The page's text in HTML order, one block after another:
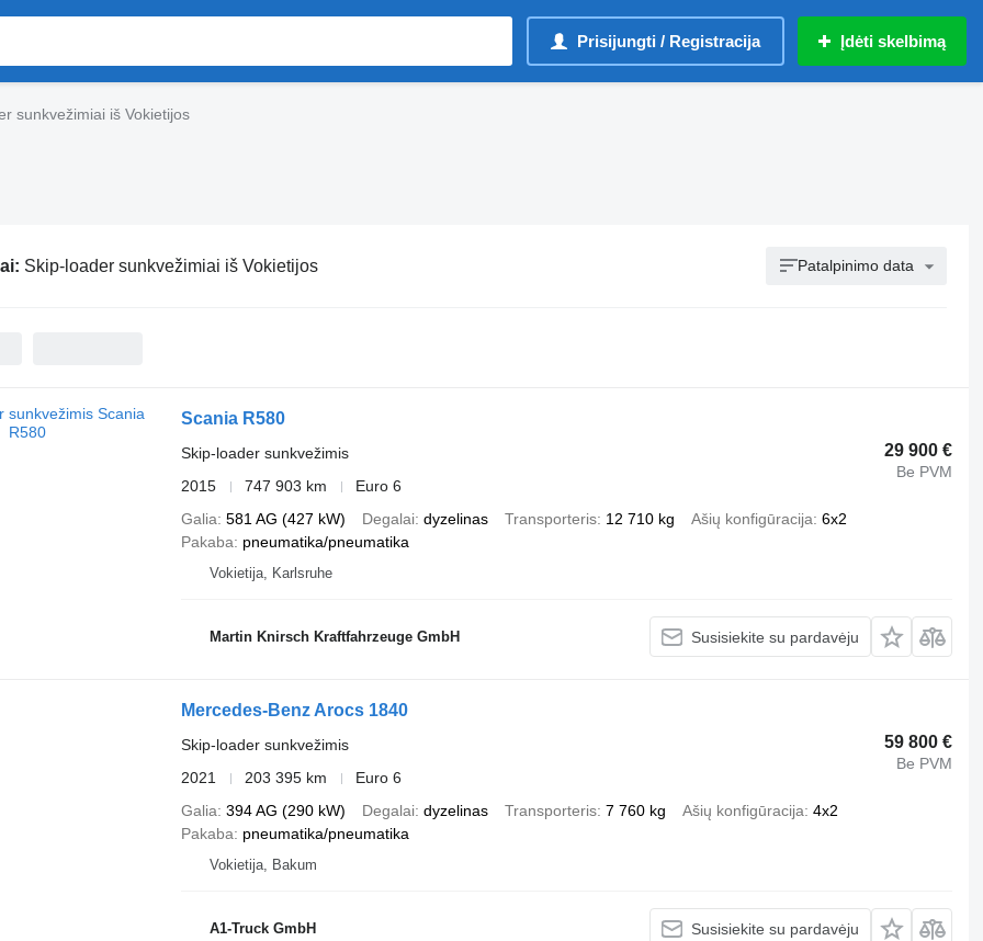
Prisijungti / Registracija Įdėti skelbimą
sunkvežimiai iš Vokietijos
Skip-loader sunkvežimiai iš Vokietijos Patalpinimo data
Scania R580
29 900 €
Be PVM
Skip-loader sunkvežimis
2015
747 903 km
Euro 6
Galia 581 AG (427 kW) Degalai dyzelinas Transporteris 12 710 kg Ašių konfigūracija 6x2
Pakaba
pneumatika/pneumatika
Vokietija, Karlsruhe
Martin Knirsch Kraftfahrzeuge GmbH Susisiekite su pardavėju
Mercedes-Benz Arocs 1840
59 800 €
Be PVM
Skip-loader sunkvežimis
2021
203 395 km
Euro 6
Galia 394 AG (290 kW) Degalai dyzelinas Transporteris 7 760 kg Ašių konfigūracija 4x2
Pakaba
pneumatika/pneumatika
Vokietija, Bakum
A1-Truck GmbH Susisiekite su pardavėju